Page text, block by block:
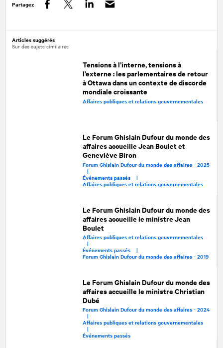
Partagez
Articles suggérés
Sur des sujets similaires
Tensions à l’interne, tensions à
l’externe : les parlementaires de retour
à Ottawa dans un contexte de discorde
mondiale croissante
Affaires publiques et relations gouvernementales
Le Forum Ghislain Dufour du monde des
affaires accueille Jean Boulet et
Geneviève Biron
Forum Ghislain Dufour du monde des affaires - 2025
|
Événements passés |
Affaires publiques et relations gouvernementales
Le Forum Ghislain Dufour du monde des
affaires accueille le ministre Jean
Boulet
Affaires publiques et relations gouvernementales
|
Événements passés |
Forum Ghislain Dufour du monde des affaires - 2019
Le Forum Ghislain Dufour du monde des
affaires accueille le ministre Christian
Dubé
Forum Ghislain Dufour du monde des affaires - 2024
|
Affaires publiques et relations gouvernementales
|
Événements passés